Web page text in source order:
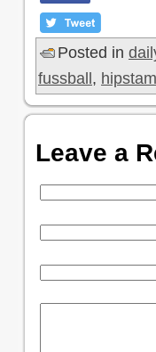
Posted in
fussball ,
Leave a